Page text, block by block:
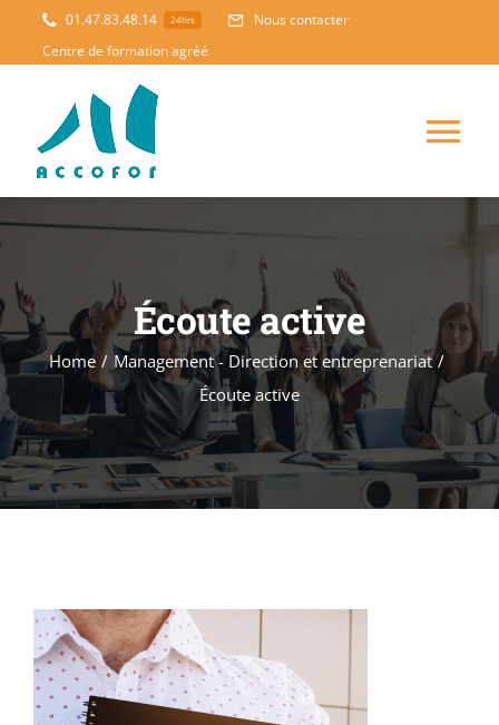
01.47.83.48.14 24hrs
Nous contacter
Centre de formation agréé
ACCUEIL
FORMATION
ACCOMPAGNEMENT
PEDAGOGIE
ACCOFOR
Écoute active
Home / Management - Direction et entreprenariat /
Écoute active